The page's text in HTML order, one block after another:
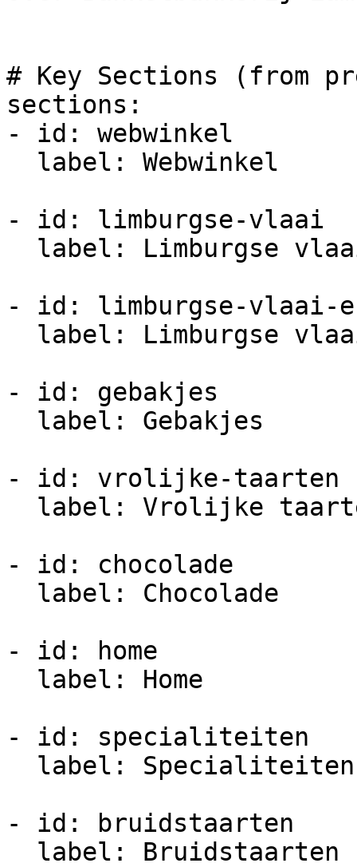
# Key Sections (from
sections:
- id: webwinkel
- id: limburgse-vlaai
- id: limburgse-vlaai-
- id: gebakjes
- id: vrolijke-taarten
- id: chocolade
- id: home
- id: specialiteiten
- id: bruidstaarten